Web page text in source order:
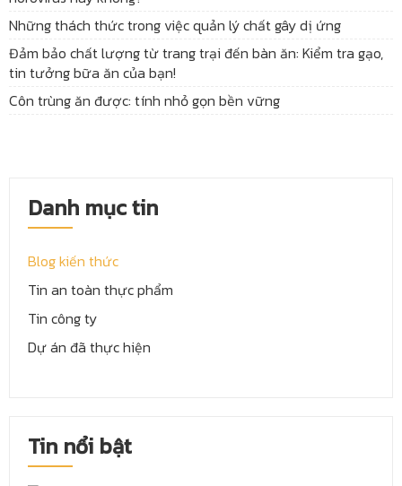
Những thách thức trong việc quản lý chất gây dị ứng
Đảm bảo chất lượng từ trang trại đến bàn ăn: Kiểm tra gạo,
tin tưởng bữa ăn của bạn!
Côn trùng ăn được: tính nhỏ gọn bền vững
Danh mục tin
Blog kiến thức
Tin an toàn thực phẩm
Tin công ty
Dự án đã thực hiện
Tin nổi bật